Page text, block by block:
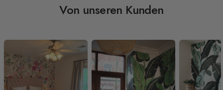
Von unseren Kunden